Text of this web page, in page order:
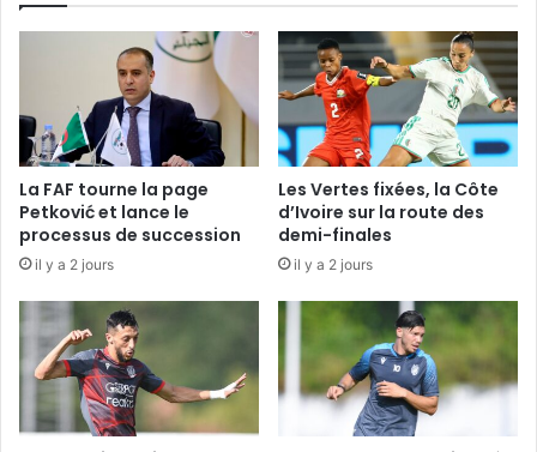
La FAF tourne la page
Petković et lance le
processus de succession
il y a 2 jours
Les Vertes fixées, la Côte
d’Ivoire sur la route des
demi-finales
il y a 2 jours